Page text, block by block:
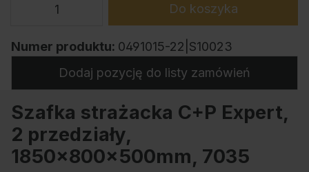
Do koszyka
Numer produktu: 0491015-22|S10023
Dodaj pozycję do listy zamówień
Szafka strażacka C+P Expert,
2 przedziały,
1850x800x500mm, 7035